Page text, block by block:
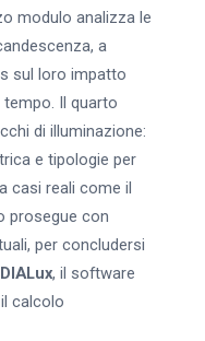
modulo analizza le
a
sul loro impatto
Il quarto
di illuminazione:
e tipologie per
casi reali come il
prosegue con
per concludersi
, il software
calcolo